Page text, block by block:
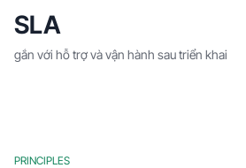
SLA
gắn với hỗ trợ và vận hành sau triển khai
PRINCIPLES